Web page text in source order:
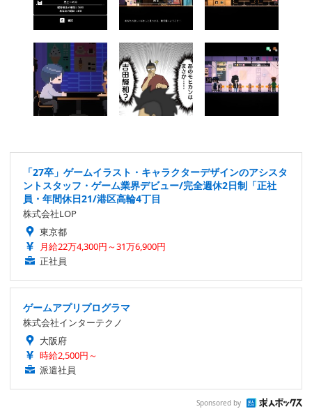
「27卒」ゲームイラスト・キャラクターデザインのアシスタ
ントスタッフ・ゲーム業界デビュー/完全週休2日制「正社
員・年間休日21/港区高輪4丁目
株式会社LOP
東京都
月給22万4,300円～31万6,900円
正社員
ゲームアプリプログラマ
株式会社インターテクノ
大阪府
時給2,500円～
派遣社員
Sponsored by